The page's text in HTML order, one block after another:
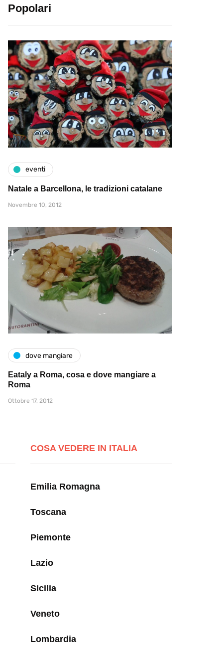
Popolari
eventi
Natale a Barcellona, le tradizioni catalane
Novembre 10, 2012
dove mangiare
Eataly a Roma, cosa e dove mangiare a
Roma
Ottobre 17, 2012
COSA VEDERE IN ITALIA
Emilia Romagna
Toscana
Piemonte
Lazio
Sicilia
Veneto
Lombardia